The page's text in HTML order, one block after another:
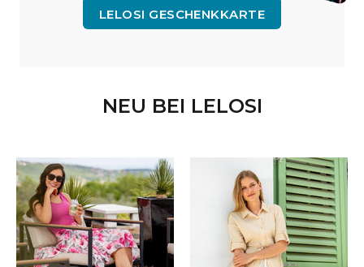
LELOSI GESCHENKKARTE
NEU BEI LELOSI